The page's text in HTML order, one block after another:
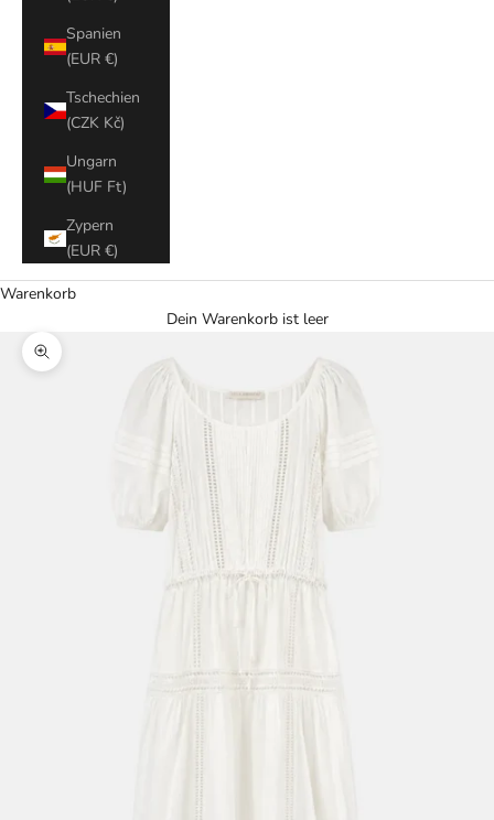
Spanien
(EUR €)
Tschechien
(CZK Kč)
Ungarn
(HUF Ft)
Zypern
(EUR €)
Warenkorb
Dein Warenkorb ist leer
Bild vergrößern